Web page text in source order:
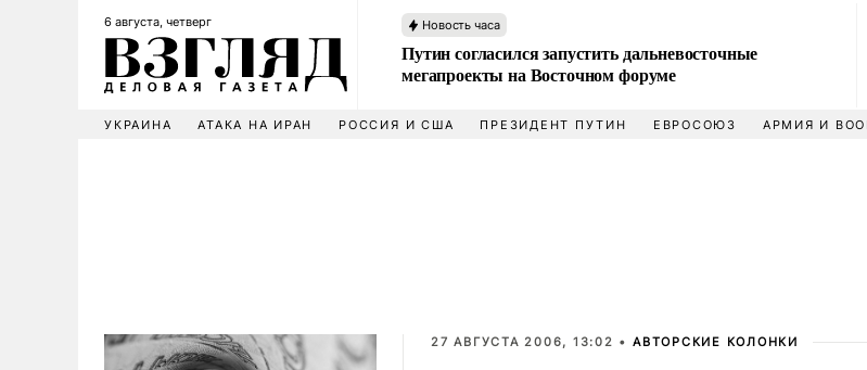
6 августа, четверг Новость часа
Путин согласился запустить дальневосточные
мегапроекты на Восточном форуме
УКРАИНА АТАКА НА ИРАН РОССИЯ И США ПРЕЗИДЕНТ ПУТИН ЕВРОСОЮЗ АРМИЯ И
27 АВГУСТА 2006, 13:02 • АВТОРСКИЕ КОЛОНКИ